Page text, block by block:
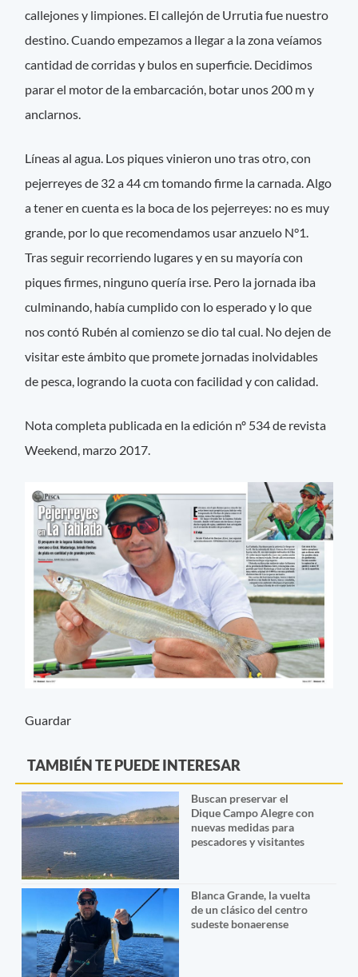
callejones y limpiones. El callejón de Urrutia fue nuestro
destino. Cuando empezamos a llegar a la zona veíamos
cantidad de corridas y bulos en superficie. Decidimos
parar el motor de la embarcación, botar unos 200 m y
anclarnos.
Líneas al agua. Los piques vinieron uno tras otro, con
pejerreyes de 32 a 44 cm tomando firme la carnada. Algo
a tener en cuenta es la boca de los pejerreyes: no es muy
grande, por lo que recomendamos usar anzuelo N°1.
Tras seguir recorriendo lugares y en su mayoría con
piques firmes, ninguno quería irse. Pero la jornada iba
culminando, había cumplido con lo esperado y lo que
nos contó Rubén al comienzo se dio tal cual. No dejen de
visitar este ámbito que promete jornadas inolvidables
de pesca, logrando la cuota con facilidad y con calidad.
Nota completa publicada en la edición nº 534 de revista
Weekend, marzo 2017.
Guardar
TAMBIÉN TE PUEDE INTERESAR
Buscan preservar el
Dique Campo Alegre con
nuevas medidas para
pescadores y visitantes
Blanca Grande, la vuelta
de un clásico del centro
sudeste bonaerense